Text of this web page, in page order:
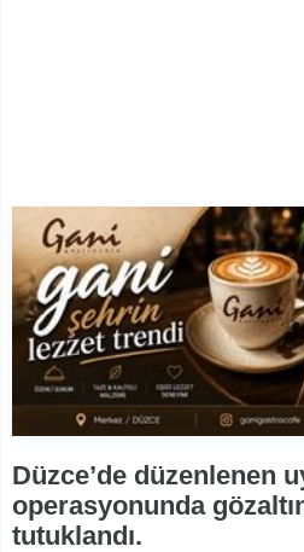
Düzce’de düzenlenen
operasyonunda
tutuklandı.